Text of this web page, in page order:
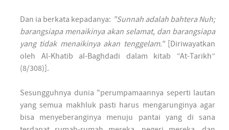
Dan ia berkata kepadanya: "Sunnah adalah bahtera Nuh;
barangsiapa menaikinya akan selamat, dan barangsiapa
yang tidak menaikinya akan tenggelam."[Diriwayatkan
oleh Al-Khatib al-Baghdadi dalam kitab “At-Tarikh”
(8/308)].
Sesungguhnya dunia "perumpamaannya seperti lautan
yang semua makhluk pasti harus mengarunginya agar
bisa menyeberanginya menuju pantai yang di sana